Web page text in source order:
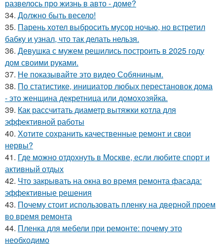
развелось про жизнь в авто - доме?
34. Должно быть весело!
35. Парень хотел выбросить мусор ночью, но встретил
бабку и узнал, что так делать нельзя.
36. Девушка с мужем решились построить в 2025 году
дом своими руками.
37. Не показывайте это видео Собяниным.
38. По статистике, инициатор любых перестановок дома
- это женщина декретница или домохозяйка.
39. Как рассчитать диаметр вытяжки котла для
эффективной работы
40. Хотите сохранить качественные ремонт и свои
нервы?
41. Где можно отдохнуть в Москве, если любите спорт и
активный отдых
42. Что закрывать на окна во время ремонта фасада:
эффективные решения
43. Почему стоит использовать пленку на дверной проем
во время ремонта
44. Пленка для мебели при ремонте: почему это
необходимо